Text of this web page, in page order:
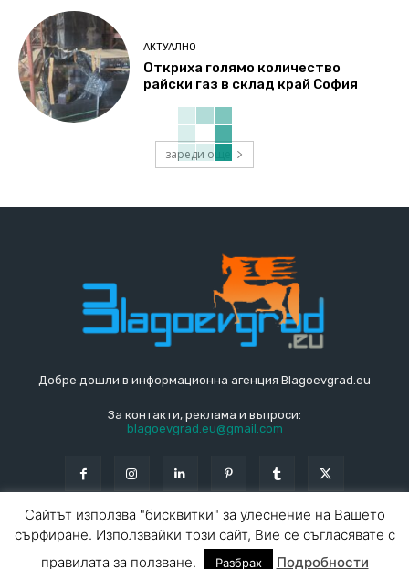
АКТУАЛНО
Откриха голямо количество
райски газ в склад край София
зареди още
Добре дошли в информационна агенция Blagoevgrad.eu
За контакти, реклама и въпроси:
blagoevgrad.eu@gmail.com
Общи условия
Сайтът използва "бисквитки" за улеснение на Вашето
сърфиране. Използвайки този сайт, Вие се съгласявате с
правилата за ползване.
Разбрах Подробности